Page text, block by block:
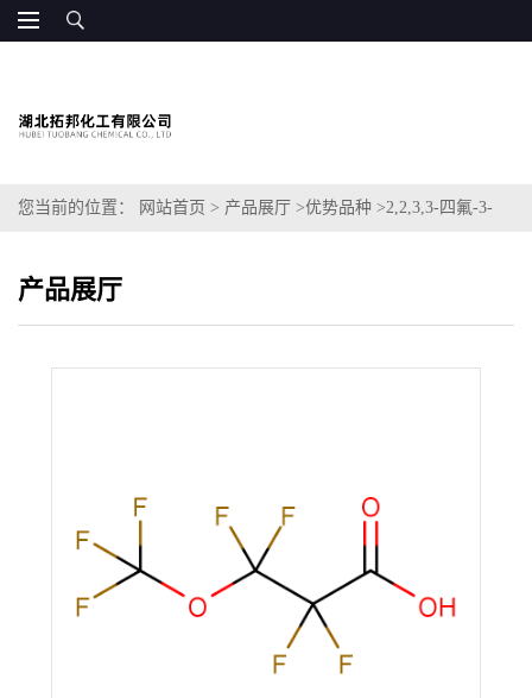
您当前的位置： 网站首页 > 产品展厅 >优势品种 >2,2,3,3-四氟-3-
产品展厅